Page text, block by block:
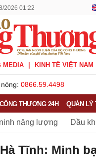
2026 01:22
MEDIA KINH TẾ VIỆT NAM
0866.59.4498
CÔNG THƯƠNG 24H QUẢN LÝ
năng lượng Dầu
Tĩnh: Minh